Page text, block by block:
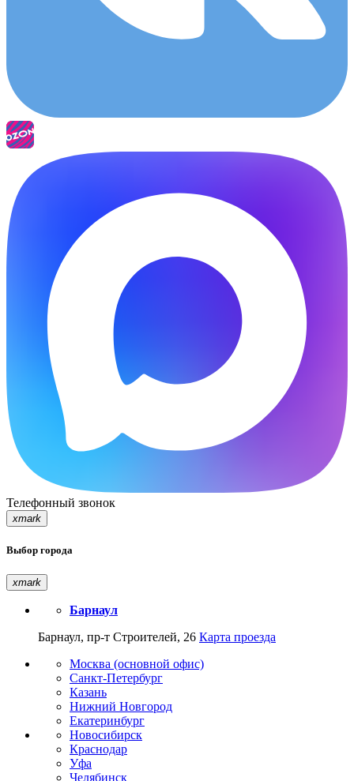
Телефонный звонок
xmark
Выбор города
xmark
Барнаул
Барнаул, пр-т Строителей, 26 Карта проезда
Москва (основной офис)
Санкт-Петербург
Казань
Нижний Новгород
Екатеринбург
Новосибирск
Краснодар
Уфа
Челябинск